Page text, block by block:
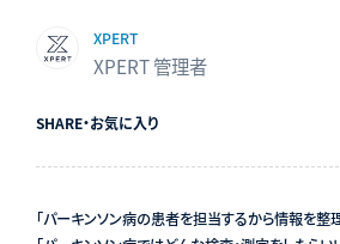
XPERT
XPERT 管理者
SHARE・お気に入り
「パーキンソン病の患者を担当するから情報を整